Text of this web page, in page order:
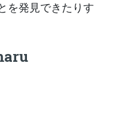
を発見できたりす